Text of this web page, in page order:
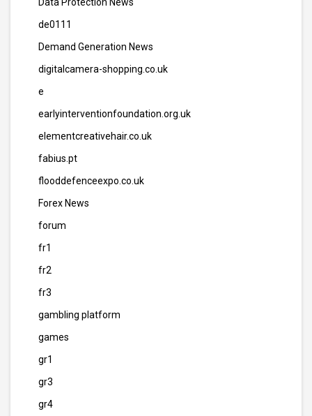
de0111
Demand Generation News
digitalcamera-shopping.co.uk
e
earlyinterventionfoundation.org.uk
elementcreativehair.co.uk
fabius.pt
flooddefenceexpo.co.uk
Forex News
forum
fr1
fr2
fr3
gambling platform
games
gr1
gr3
gr4